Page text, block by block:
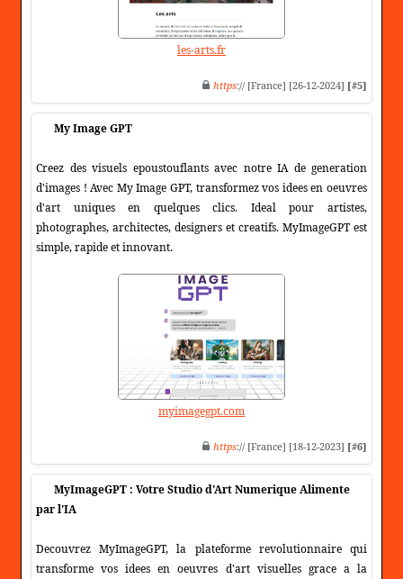
les-arts.fr
https:// [France] [26-12-2024] [#5]
My Image GPT
Creez des visuels epoustouflants avec notre IA de generation
d'images ! Avec My Image GPT, transformez vos idees en oeuvres
d'art uniques en quelques clics. Ideal pour artistes,
photographes, architectes, designers et creatifs. MyImageGPT est
simple, rapide et innovant.
myimagegpt.com
https:// [France] [18-12-2023] [#6]
MyImageGPT : Votre Studio d'Art Numerique Alimente
par l'IA
Decouvrez MyImageGPT, la plateforme revolutionnaire qui
transforme vos idees en oeuvres d'art visuelles grace a la